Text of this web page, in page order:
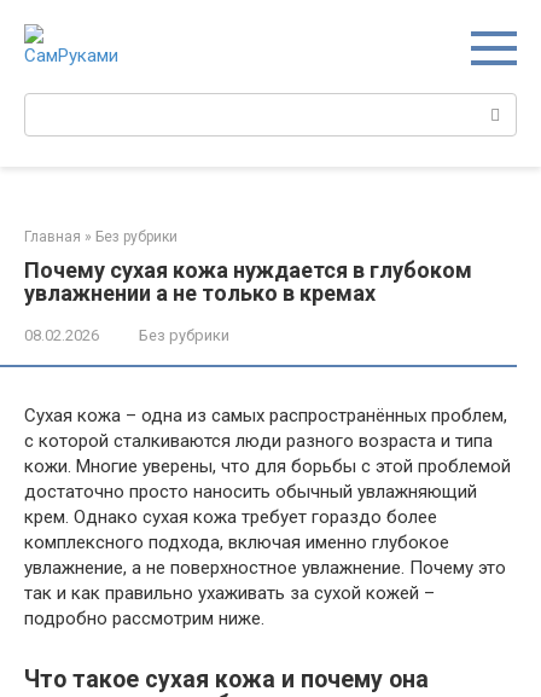
контенту
Главная » Без рубрики
Почему сухая кожа нуждается в глубоком
увлажнении а не только в кремах
08.02.2026 Без рубрики
Сухая кожа – одна из самых распространённых проблем,
с которой сталкиваются люди разного возраста и типа
кожи. Многие уверены, что для борьбы с этой проблемой
достаточно просто наносить обычный увлажняющий
крем. Однако сухая кожа требует гораздо более
комплексного подхода, включая именно глубокое
увлажнение, а не поверхностное увлажнение. Почему это
так и как правильно ухаживать за сухой кожей –
подробно рассмотрим ниже.
Что такое сухая кожа и почему она